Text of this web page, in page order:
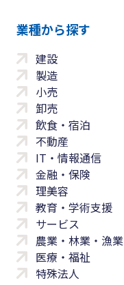
業種から探す
建設
製造
小売
卸売
飲食・宿泊
不動産
IT・情報通信
金融・保険
理美容
教育・学術支援
サービス
農業・林業・漁業
医療・福祉
特殊法人